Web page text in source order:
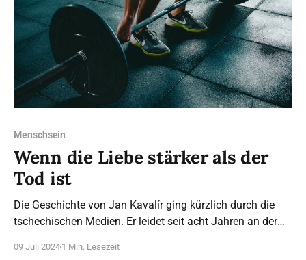
Menschsein
Wenn die Liebe stärker als der
Tod ist
Die Geschichte von Jan Kavalír ging kürzlich durch die
tschechischen Medien. Er leidet seit acht Jahren an der
09 Juli 2024 1 Min. Lesezeit